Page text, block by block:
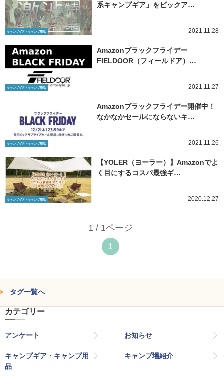
キャンプギア・キャンプ用品
系キャンプギア」をピックア…
2021.11.28
キャンプギア・キャンプ用品
Amazonブラックフライデー
FIELDOOR（フィールドア）…
2021.11.27
キャンプギア・キャンプ用品
Amazonブラックフライデー開催中！
なかなかセールにならないキ…
2021.11.26
キャンプギア・キャンプ用品
【YOLER（ヨーラー）】Amazonでよ
く目にするコスパ最強ギ…
2020.12.27
1 / 1ページ
1
タグ一覧へ
カテゴリー
アンケート お知らせ
キャンプギア・キャンプ用
品
キャンプ場紹介